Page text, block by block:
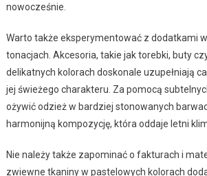
nowocześnie.
Warto także eksperymentować z dodatkami
tonacjach. Akcesoria, takie jak torebki, buty
delikatnych kolorach doskonale uzupełniają
jej świeżego charakteru. Za pomocą
ożywić odzież w bardziej stonowanych
harmonijną kompozycję, która oddaje letni
Nie należy także zapominać o fakturach i
zwiewne tkaniny w pastelowych kolorach